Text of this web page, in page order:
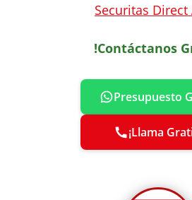
Securitas Direct
!Contáctanos
Presupuesto
¡Llama